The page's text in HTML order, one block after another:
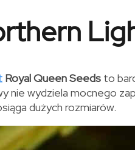
Royal Queen Seeds to
nie wydziela mocnego
dużych rozmiarów.